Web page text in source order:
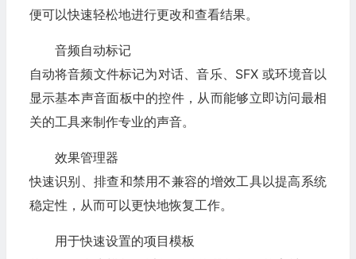
便可以快速轻松地进行更改和查看结果。
音频自动标记
自动将音频文件标记为对话、音乐、SFX 或环境音以
显示基本声音面板中的控件，从而能够立即访问最相
关的工具来制作专业的声音。
效果管理器
快速识别、排查和禁用不兼容的增效工具以提高系统
稳定性，从而可以更快地恢复工作。
用于快速设置的项目模板